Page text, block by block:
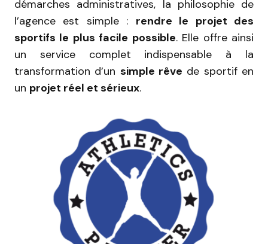
démarches administratives, la philosophie de
l’agence est simple : rendre le projet des
sportifs le plus facile possible. Elle offre ainsi
un service complet indispensable à la
transformation d’un simple rêve de sportif en
un projet réel et sérieux.